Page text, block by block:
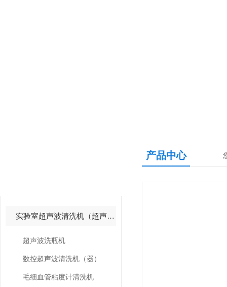
实验室超声波清洗机（超声波清洗器）
超声波洗瓶机
数控超声波清洗机（器）
毛细血管粘度计清洗机
产品中心